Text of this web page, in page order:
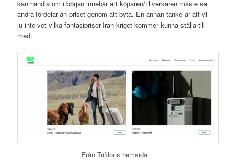
kan handla om i början innebär att köparen/tillverkaren måste se
andra fördelar än priset genom att byta. En annan tanke är att vi
ju inte vet vilka fantasipriser Iran-kriget kommer kunna ställa till
med.
Från Trifilons hemsida